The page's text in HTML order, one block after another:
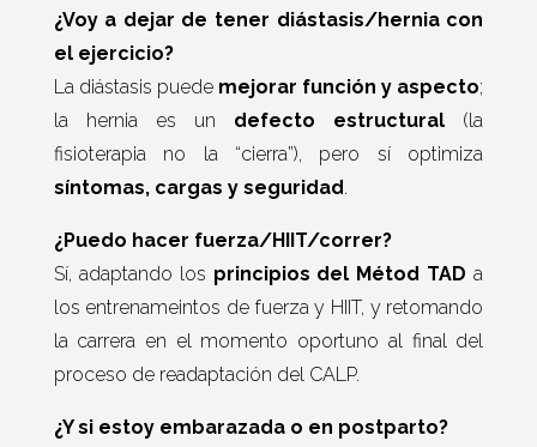
¿Voy a dejar de tener diástasis/hernia con
el ejercicio?
La diástasis puede mejorar función y aspecto;
la hernia es un defecto estructural (la
fisioterapia no la “cierra”), pero sí optimiza
síntomas, cargas y seguridad.
¿Puedo hacer fuerza/HIIT/correr?
Sí, adaptando los principios del Métod TAD a
los entrenameintos de fuerza y HIIT, y retomando
la carrera en el momento oportuno al final del
proceso de readaptación del CALP.
¿Y si estoy embarazada o en postparto?